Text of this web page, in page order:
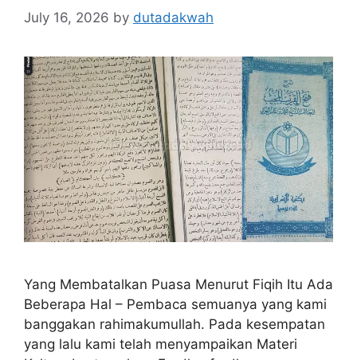
July 16, 2026 by dutadakwah
Yang Membatalkan Puasa Menurut Fiqih Itu Ada
Beberapa Hal – Pembaca semuanya yang kami
banggakan rahimakumullah. Pada kesempatan
yang lalu kami telah menyampaikan Materi